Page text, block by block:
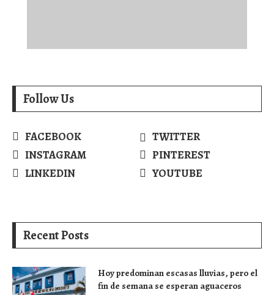
Follow Us
FACEBOOK
TWITTER
INSTAGRAM
PINTEREST
LINKEDIN
YOUTUBE
Recent Posts
Hoy predominan escasas lluvias, pero el
fin de semana se esperan aguaceros